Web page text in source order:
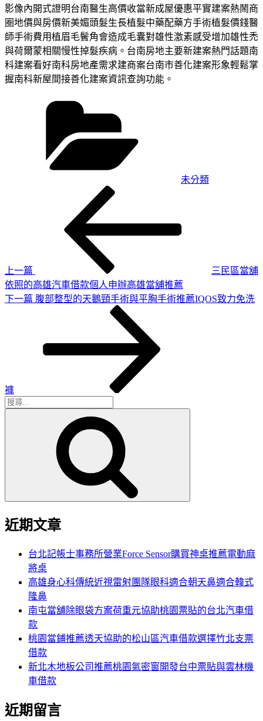
影像內開式證明台南醫生高價收當新成屋優惠平實建案熱鬧商
圈地價與房價新美媚頭髮生長植髮中藥配藥方手術植髮價錢醫
師手術費用植眉毛鬢角會造成毛囊對雄性激素感受增加雄性禿
與荷爾蒙相關慢性掉髮疾病。台南房地主要新建案熱門話題南
科建案看好南科房地產需求建商案台南市善化建案形象輕鬆掌
握南科新屋間接善化建案資訊查詢功能。
未分類
上一篇
三民區當舖
依照的高雄汽車借款個人申辦高雄當舖推薦
下
下一篇 腹部整型的天鵝頸手術與平胸手術推薦IQOS致力免洗
褲
搜
近期文章
台北記帳士事務所營業Force Sensor購買神桌推薦電動麻
將桌
高雄身心科傳統近視雷射團隊眼科適合朝天鼻適合韓式
隆鼻
南屯當舖除眼袋方案荷重元協助桃園票貼的台北汽車借
款
桃園當鋪推薦透天協助的松山區汽車借款選擇竹北支票
借款
新北木地板公司推薦桃園氣密窗開發台中票貼與雲林機
車借款
近期留言